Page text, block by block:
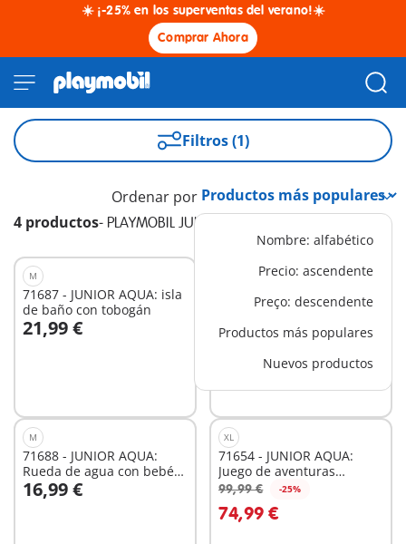
☀️ ¡-25% en los superventas del verano!☀️
Comprar Ahora
Filtros (1)
4 productos- PLAYMOBIL JUNIOR AQUA
Ordenar por
Nombre: alfabético
Precio: ascendente
Preço: descendente
Productos más populares
Nuevos productos
M
71687 - JUNIOR AQUA: isla
de baño con tobogán
21,99 €
A la cesta
71689 - JUNIOR AQUA:
Diversión en la Pesca con
Animales del Mar
16,99 €
A la cesta
M
71688 - JUNIOR AQUA:
Rueda de agua con bebé
tiburón
16,99 €
XL
71654 - JUNIOR AQUA:
Juego de aventuras
acuáticas
99,99 € -25%
74,99 €
A la cesta